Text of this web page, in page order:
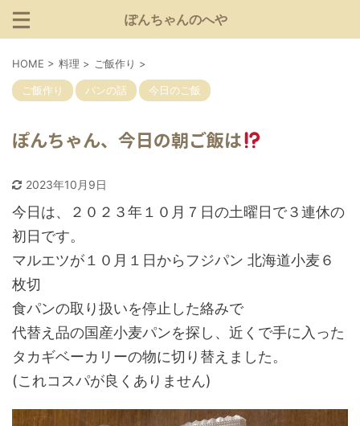
ぽんちゃんのへや
HOME > 料理 > ご飯作り >
ご飯作り パンの話 今日のご飯
ぽんちゃん、今日の朝ご飯は
2023年10月9日
今日は、２０２３年１０月７日の土曜日で３連休の
初日です。
マルエツが１０月１日からフジパン 北海道小麦６
枚切
食パンの取り扱いを停止した絡みで
代替え品の国産小麦パンを探し、近くで手に入った
タカギベーカリーの物に切り替えました。
(これコスパが良くありません)